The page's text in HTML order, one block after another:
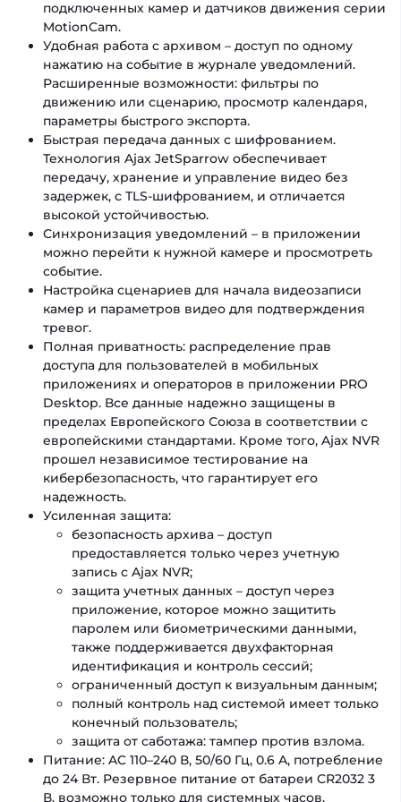
подключенных камер и датчиков движения серии
MotionCam.
Удобная работа с архивом – доступ по одному
нажатию на событие в журнале уведомлений.
Расширенные возможности: фильтры по
движению или сценарию, просмотр календаря,
параметры быстрого экспорта.
Быстрая передача данных с шифрованием.
Технология Ajax JetSparrow обеспечивает
передачу, хранение и управление видео без
задержек, с TLS-шифрованием, и отличается
высокой устойчивостью.
Синхронизация уведомлений – в приложении
можно перейти к нужной камере и просмотреть
событие.
Настройка сценариев для начала видеозаписи
камер и параметров видео для подтверждения
тревог.
Полная приватность: распределение прав
доступа для пользователей в мобильных
приложениях и операторов в приложении PRO
Desktop. Все данные надежно защищены в
пределах Европейского Союза в соответствии с
европейскими стандартами. Кроме того, Ajax NVR
прошел независимое тестирование на
кибербезопасность, что гарантирует его
надежность.
Усиленная защита:
безопасность архива – доступ
предоставляется только через учетную
запись с Ajax NVR;
защита учетных данных – доступ через
приложение, которое можно защитить
паролем или биометрическими данными,
также поддерживается двухфакторная
идентификация и контроль сессий;
ограниченный доступ к визуальным данным;
полный контроль над системой имеет только
конечный пользователь;
защита от саботажа: тампер против взлома.
Питание: AC 110–240 В, 50/60 Гц, 0.6 A, потребление
до 24 Вт. Резервное питание от батареи CR2032 3
В, возможно только для системных часов.